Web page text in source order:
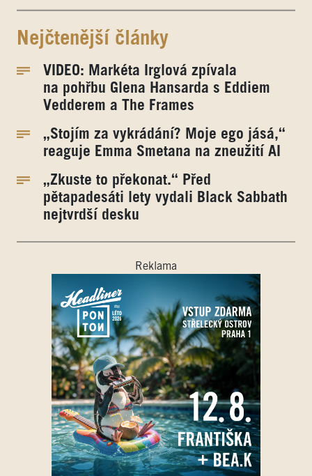
Nejčtenější články
VIDEO: Markéta Irglová zpívala
na pohřbu Glena Hansarda s Eddiem
Vedderem a The Frames
„Stojím za vykrádání? Moje ego jásá,“
reaguje Emma Smetana na zneužití AI
„Zkuste to překonat.“ Před
pětapadesáti lety vydali Black Sabbath
nejtvrdší desku
Reklama